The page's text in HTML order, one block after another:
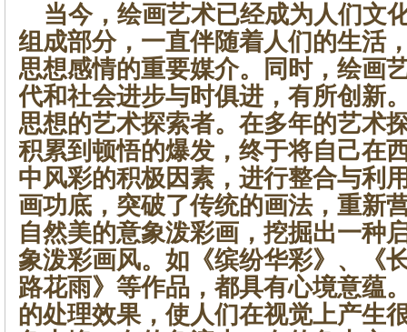
当今，绘画艺术已经成为人们文
组成部分，一直伴随着人们的生活
思想感情的重要媒介。同时，绘画
代和社会进步与时俱进，有所创新
思想的艺术探索者。在多年的艺术
积累到顿悟的爆发，终于将自己在
中风彩的积极因素，进行整合与利
画功底，突破了传统的画法，重新
自然美的意象泼彩画，挖掘出一种
象泼彩画风。如《缤纷华彩》、《
路花雨》等作品，都具有心境意蕴
的处理效果，使人们在视觉上产生